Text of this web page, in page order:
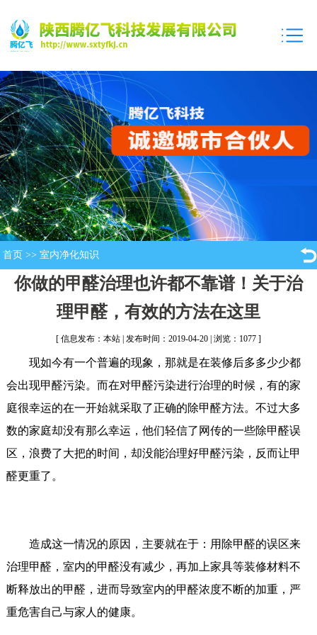
首页 >> 室内净化知识
你做的甲醛治理也许都不靠谱！关于治
理甲醛，有效的方法在这里
[ 信息发布：本站 | 发布时间：2019-04-20 | 浏览：1077 ]
现如今有一个普遍的现象，那就是在装修后多多少少都
会出现甲醛污染。而在对甲醛污染进行治理的时候，有的家
庭很幸运的在一开始就采取了正确的除甲醛方法。不过大多
数的家庭却没有那么幸运，他们轻信了网传的一些除甲醛误
区，浪费了大把的时间，却没能治理好甲醛污染，反而让甲
醛更重了。
造成这一情况的原因，主要就在于：用除甲醛的误区来
治理甲醛，室内的甲醛没有减少，再加上家具等装修材料不
断释放出的甲醛，进而导致室内的甲醛浓度不断的加重，严
重危害自己与家人的健康。